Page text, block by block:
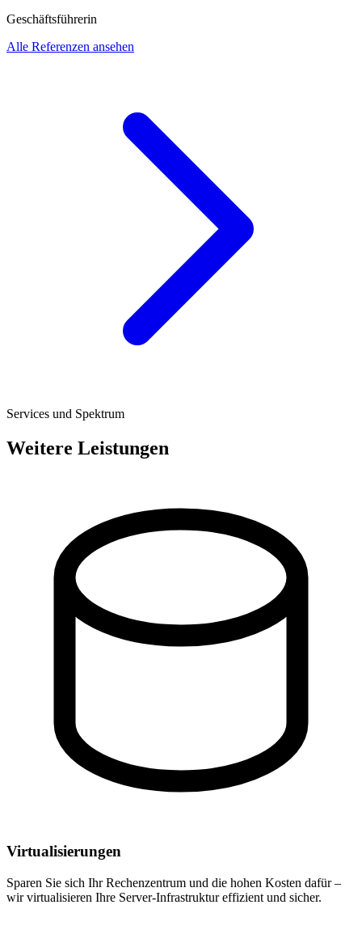
Geschäftsführerin
Alle Referenzen ansehen
Services und Spektrum
Weitere Leistungen
Virtualisierungen
Sparen Sie sich Ihr Rechenzentrum und die hohen Kosten dafür –
wir virtualisieren Ihre Server-Infrastruktur effizient und sicher.